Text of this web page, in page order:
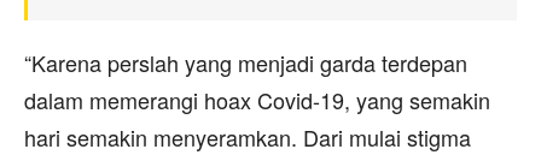
“Karena perslah yang menjadi garda terdepan
dalam memerangi hoax Covid-19, yang semakin
hari semakin menyeramkan. Dari mulai stigma